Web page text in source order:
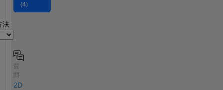
(4)
法
質
2D